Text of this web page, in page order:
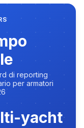
di reporting
per armatori
yacht